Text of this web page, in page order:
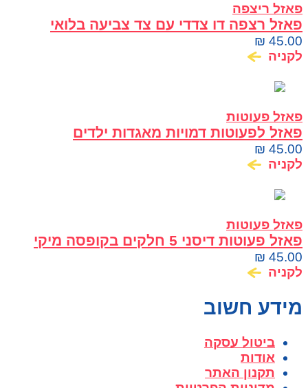
פאזל ריצפה
פאזל רצפה דו צדדי עם צד צביעה בלואי
₪ 45.00
לקניה
פאזל פעוטות
פאזל לפעוטות דמויות מאגדות ילדים
₪ 45.00
לקניה
פאזל פעוטות
פאזל פעוטות דיסני 5 חלקים בקופסה מיקי
וחברים
₪ 45.00
לקניה
מידע חשוב
ביטול עסקה
אודות
תקנון האתר